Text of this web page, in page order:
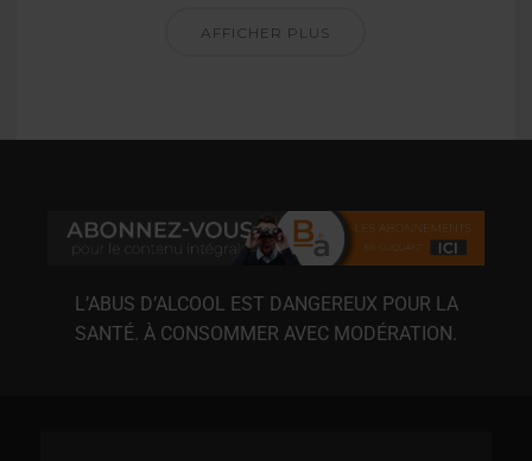
AFFICHER PLUS
L’ABUS D’ALCOOL EST DANGEREUX POUR LA
SANTÉ. À CONSOMMER AVEC MODÉRATION.